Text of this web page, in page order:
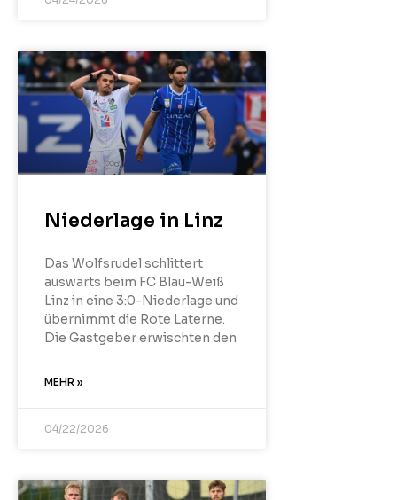
Niederlage in Linz
Das Wolfsrudel schlittert
auswärts beim FC Blau-Weiß
Linz in eine 3:0-Niederlage und
übernimmt die Rote Laterne.
Die Gastgeber erwischten den
MEHR »
04/22/2026